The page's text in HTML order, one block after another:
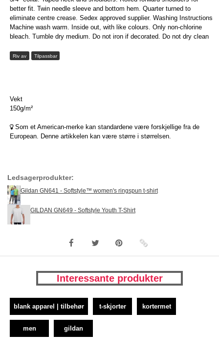
better fit. Twin needle sleeve and bottom hem. Quarter turned to
eliminate centre crease. Sedex approved supplier. Washing Instructions
Machine wash warm. Inside out, with like colours. Only non-chlorine
bleach. Tumble dry medium. Do not iron if decorated. Do not dry clean
Riv av Tilpassbar
Vekt
150g/m²
Som et American-merke kan standardene være forskjellige fra de
European. Denne artikkelen kan være større i størrelsen.
Ledsagerprodukter:
Gildan GN641 - Softstyle™ women's ringspun t-shirt
GILDAN GN649 - Softstyle Youth T-Shirt
Interessante produkter
blank apparel | tilbehør t-skjorter kortermet
men gildan